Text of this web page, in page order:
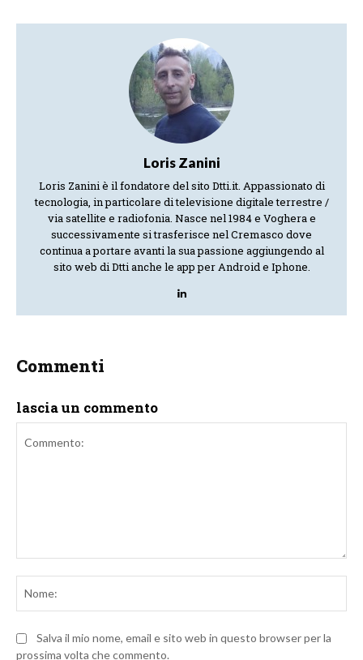
Loris Zanini
Loris Zanini è il fondatore del sito Dtti.it. Appassionato di
tecnologia, in particolare di televisione digitale terrestre /
via satellite e radiofonia. Nasce nel 1984 e Voghera e
successivamente si trasferisce nel Cremasco dove
continua a portare avanti la sua passione aggiungendo al
sito web di Dtti anche le app per Android e Iphone.
Commenti
lascia un commento
Salva il mio nome, email e sito web in questo browser per la
prossima volta che commento.